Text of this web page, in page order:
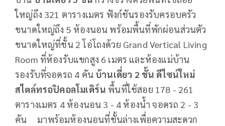
ใหญ่ถึง 321 ตารางเมตร ฟังก์ชันรองรับครอบครัว
ขนาดใหญ่ถึง 5 ห้องนอน พร้อมพื้นที่พักผ่อนส่วนตัว
ขนาดใหญ่ที่ชั้น 2 โอ่โถงด้วย Grand Vertical Living
Room ที่ห้องรับแขกสูง 6 เมตร และห้องแม่บ้าน
รองรับที่จอดรถ 4 คัน บ้านเดี่ยว 2 ชั้น ดีไซน์ใหม่
สไตล์ทรอปิคอลโมเดิร์น พื้นที่ใช้สอย 178 - 261
ตารางเมตร 4 ห้องนอน 3 - 4 ห้องน้ำ จอดรถ 2 - 3
คัน มาพร้อมห้องนอนที่ชั้นล่างเพื่อความสะดวก